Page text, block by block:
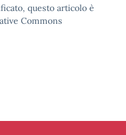
questo articolo è
Commons